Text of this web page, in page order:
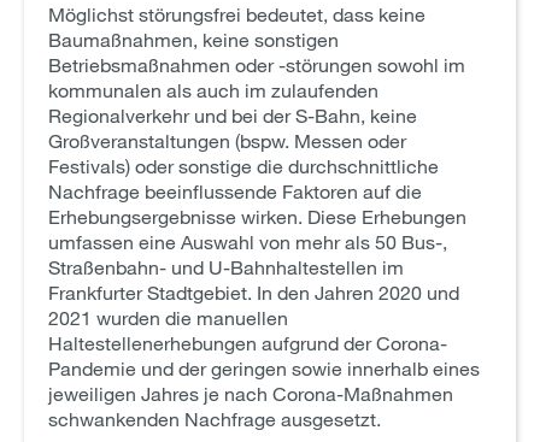
Möglichst störungsfrei bedeutet, dass keine
Baumaßnahmen, keine sonstigen
Betriebsmaßnahmen oder -störungen sowohl im
kommunalen als auch im zulaufenden
Regionalverkehr und bei der S-Bahn, keine
Großveranstaltungen (bspw. Messen oder
Festivals) oder sonstige die durchschnittliche
Nachfrage beeinflussende Faktoren auf die
Erhebungsergebnisse wirken. Diese Erhebungen
umfassen eine Auswahl von mehr als 50 Bus-,
Straßenbahn- und U-Bahnhaltestellen im
Frankfurter Stadtgebiet. In den Jahren 2020 und
2021 wurden die manuellen
Haltestellenerhebungen aufgrund der Corona-
Pandemie und der geringen sowie innerhalb eines
jeweiligen Jahres je nach Corona-Maßnahmen
schwankenden Nachfrage ausgesetzt.